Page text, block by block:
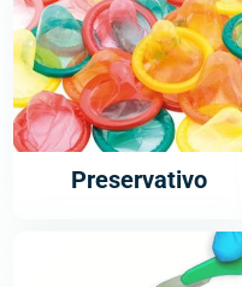
Preservativo